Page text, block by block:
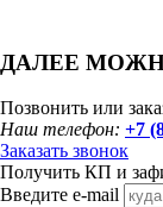
ДАЛЕЕ
Позвонить или
Наш телефон: +7
Заказать звонок
Получить КП и
Введите e-mail